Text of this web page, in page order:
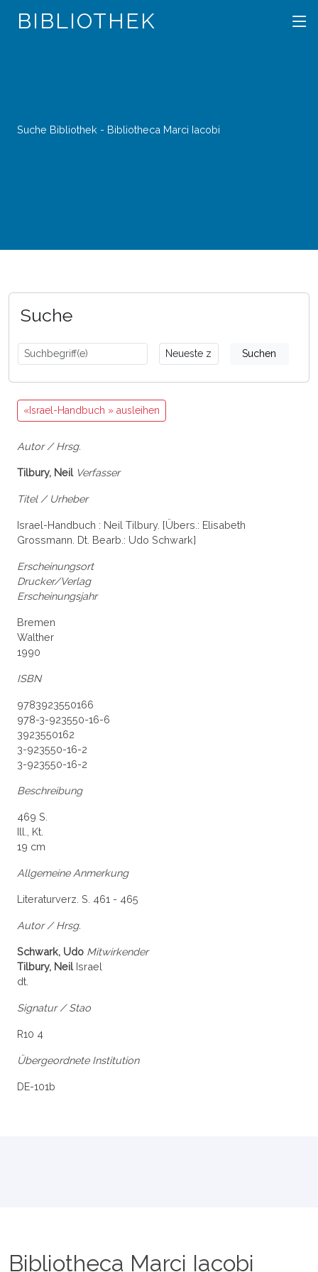
BIBLIOTHEK
Suche Bibliothek - Bibliotheca Marci Iacobi
Suche
Suchen
«Israel-Handbuch » ausleihen
Autor / Hrsg.
Tilbury, Neil Verfasser
Titel / Urheber
Israel-Handbuch : Neil Tilbury. [Übers.: Elisabeth
Grossmann. Dt. Bearb.: Udo Schwark]
Erscheinungsort
Drucker/Verlag
Erscheinungsjahr
Bremen
Walther
1990
ISBN
9783923550166
978-3-923550-16-6
3923550162
3-923550-16-2
3-923550-16-2
Beschreibung
469 S.
Ill., Kt.
19 cm
Allgemeine Anmerkung
Literaturverz. S. 461 - 465
Autor / Hrsg.
Schwark, Udo Mitwirkender
Tilbury, Neil Israel
dt.
Signatur / Stao
R10 4
Übergeordnete Institution
DE-101b
Bibliotheca Marci Iacobi